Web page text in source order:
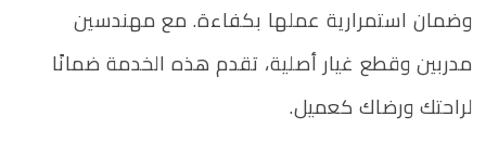
وضمان استمرارية عملها بكفاءة. مع مهندسين
مدربين وقطع غيار أصلية، تقدم هذه الخدمة ضمانًا
لراحتك ورضاك كعميل.